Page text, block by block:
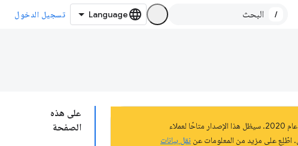
/ تسجيل الدخول
على هذه
الصفحة
تشكّل هذه الصفحة جزءًا من المستندات المتعلّقة بالنظام الأساسي لتطبيقات Chrome الذي تم إيقافه في عام 2020. سيظل هذا الإصدار متاحًا لعملاء
نقل بيانات